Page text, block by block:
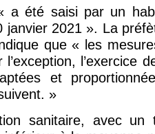
a été saisi par un
2021 ». La
que « les
l’exercice
et
»
sanitaire, avec un